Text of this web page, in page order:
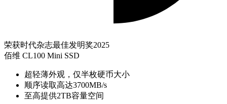
荣获时代杂志最佳发明奖2025
佰维 CL100 Mini SSD
超轻薄外观，仅半枚硬币大小
顺序读取高达3700MB/s
至高提供2TB容量空间